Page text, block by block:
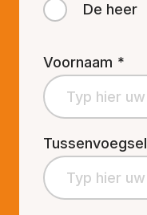
De heer
Voornaam *
Tussenvoegsel